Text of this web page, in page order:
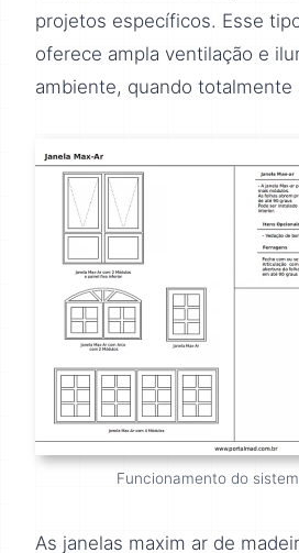
projetos específicos. Esse
oferece ampla ventilação e
ambiente, quando totalmente
Funcionamento do
As janelas maxim ar de